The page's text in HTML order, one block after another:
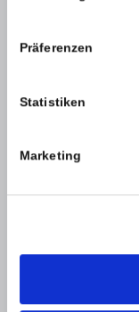
Präferenzen
Statistiken
Marketing
Zurück